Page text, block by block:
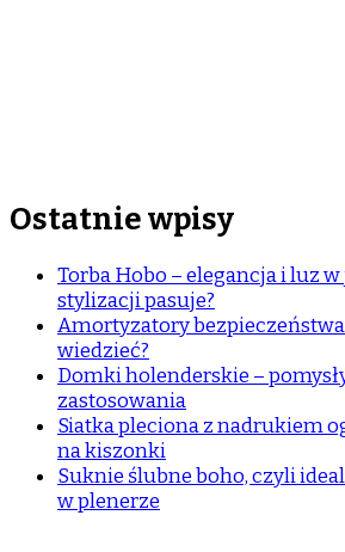
Ostatnie wpisy
Torba Hobo – elegancja i luz
stylizacji pasuje?
Amortyzatory
wiedzieć?
Domki holenderskie –
zastosowania
Siatka pleciona z nadrukiem
na kiszonki
Suknie ślubne boho, czyli
w plenerze